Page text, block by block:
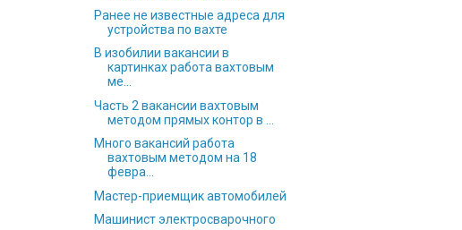
Ранее не известные адреса для
устройства по вахте
В изобилии вакансии в
картинках работа вахтовым
ме...
Часть 2 вакансии вахтовым
методом прямых контор в ...
Много вакансий работа
вахтовым методом на 18
февра...
Мастер-приемщик автомобилей
Машинист электросварочного